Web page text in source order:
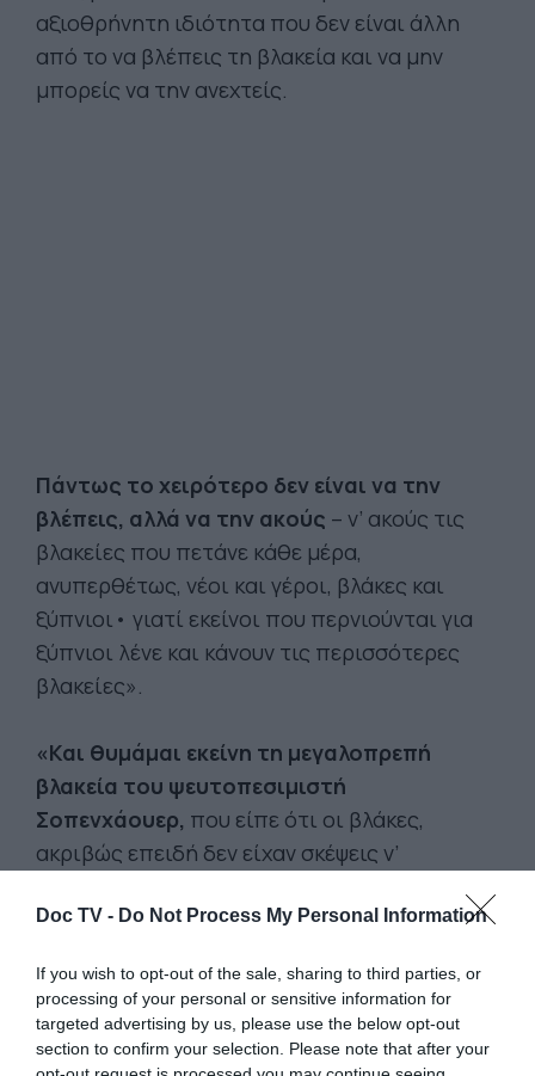
Doc TV - Do Not Process My Personal Information
If you wish to opt-out of the sale, sharing to third parties, or
processing of your personal or sensitive information for
targeted advertising by us, please use the below opt-out
section to confirm your selection. Please note that after your
αξιοθρήνητη ιδιότητα που δεν είναι άλλη
από το να βλέπεις τη βλακεία και να μην
μπορείς να την ανεχτείς.
Πάντως το χειρότερο δεν είναι να την
βλέπεις, αλλά να την ακούς – ν’ ακούς τις
βλακείες που πετάνε κάθε μέρα,
ανυπερθέτως, νέοι και γέροι, βλάκες και
ξύπνιοι• γιατί εκείνοι που περνιούνται για
ξύπνιοι λένε και κάνουν τις περισσότερες
βλακείες».
«Και θυμάμαι εκείνη τη μεγαλοπρεπή
βλακεία του ψευτοπεσιμιστή
Σοπενχάουερ, που είπε ότι οι βλάκες,
ακριβώς επειδή δεν είχαν σκέψεις ν’
χαρτονάκια για να δίνουν ο ένας στον άλλον:
επινόησαν τα χαρτιά, δεν πρέπει να ‘ταν τόσο
κουτοί, ενώ ο Σοπενχάουερ ούτε καν αυτό
επινόησε, παρά μόνο ένα σύστημα